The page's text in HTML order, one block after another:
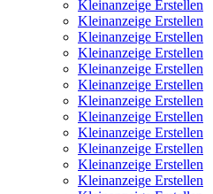
Kleinanzeige Erstellen
Kleinanzeige Erstellen
Kleinanzeige Erstellen
Kleinanzeige Erstellen
Kleinanzeige Erstellen
Kleinanzeige Erstellen
Kleinanzeige Erstellen
Kleinanzeige Erstellen
Kleinanzeige Erstellen
Kleinanzeige Erstellen
Kleinanzeige Erstellen
Kleinanzeige Erstellen